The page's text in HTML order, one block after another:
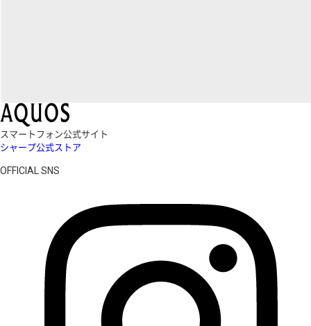
スマートフォン公式サイト
シャープ公式ストア
OFFICIAL SNS